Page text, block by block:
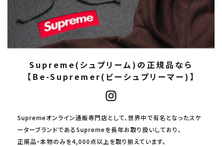
Supreme(シュプリーム)の正規品なら
【Be-Supremer(ビーシュプリーマー)】
Supremeオンライン通販専門店として、世界中で有名となったスケ
ーターブランドであるSupremeを長年お取り扱いしており、
正規品・本物のみを4,000点以上を取り揃えています。